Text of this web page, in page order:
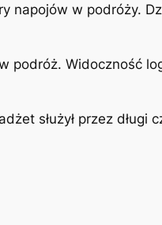
napojów w podróży.
podróż. Widoczność
służył przez długi